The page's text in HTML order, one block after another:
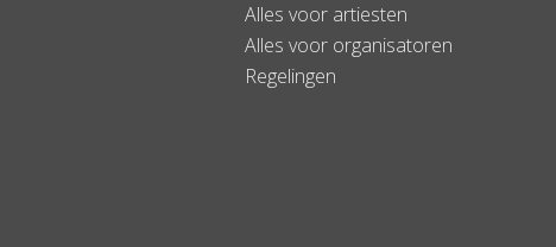
Alles voor artiesten
Alles voor organisatoren
Regelingen